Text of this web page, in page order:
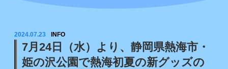
2024.07.23 INFO
7月24日（水）より、静岡県熱海市・
姫の沢公園で熱海初夏の新グッズの